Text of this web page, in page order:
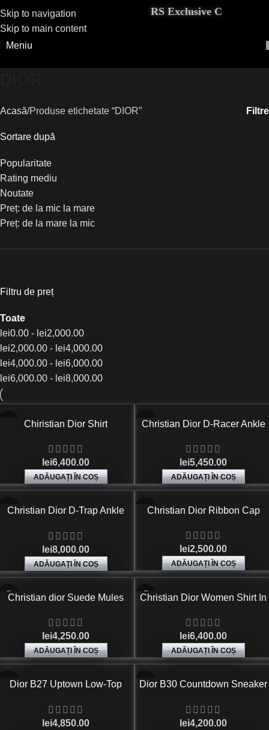
Skip to navigation
Skip to main content
RS Exclusive Couture
Meniu
Acasă Produse etichetate “DIOR” Filtre
Sortare după
Popularitate
Rating mediu
Noutate
Preț: de la mic la mare
Preț: de la mare la mic
Filtru de preț
Toate
lei0.00 - lei2,000.00
lei2,000.00 - lei4,000.00
lei4,000.00 - lei6,000.00
lei6,000.00 - lei8,000.00
Chiristian Dior Shirt
lei6,400.00
ADĂUGAȚI ÎN COȘ
Christian Dior D-Racer Ankle
lei5,450.00
ADĂUGAȚI ÎN COȘ
Christian Dior D-Trap Ankle
lei8,000.00
ADĂUGAȚI ÎN COȘ
Christian Dior Ribbon Cap
lei2,500.00
ADĂUGAȚI ÎN COȘ
Christian dior Suede Mules
Black
lei4,250.00
ADĂUGAȚI ÎN COȘ
Christian Dior Women Shirt In
lei6,400.00
ADĂUGAȚI ÎN COȘ
Dior B27 Uptown Low-Top
Smooth Calfskin
lei4,850.00
Dior B30 Countdown Sneaker
White and Grey Technical
Fabric
lei4,200.00